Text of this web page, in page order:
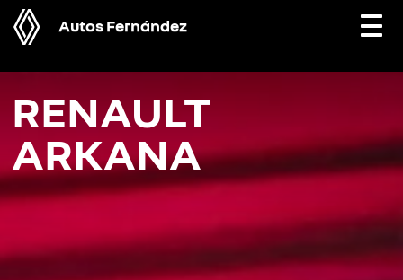
Autos Fernández
RENAULT
ARKANA